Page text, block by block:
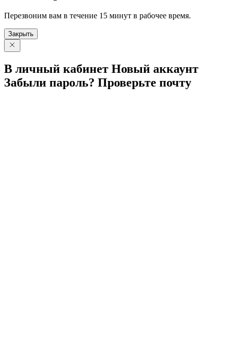
Перезвоним вам в течение 15 минут в рабочее время.
Закрыть
В личный кабинет Новый аккаунт
Забыли пароль? Проверьте почту